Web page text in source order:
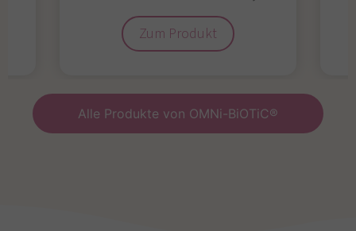
Zum Produkt
Alle Produkte von OMNi-BiOTiC®